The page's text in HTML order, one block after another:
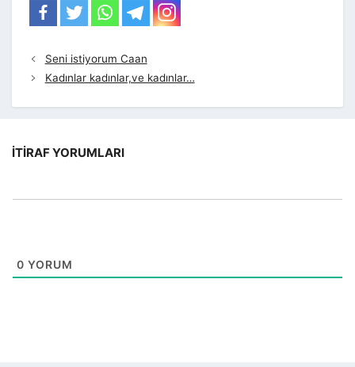
Seni istiyorum Caan
Kadınlar kadınlar,ve kadınlar…
İTIRAF YORUMLARI
0 YORUM